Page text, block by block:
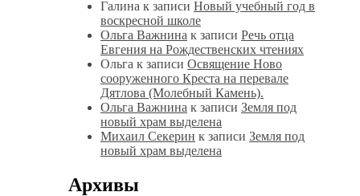
Галина к записи Новый учебный год в
воскресной школе
Ольга Важнина к записи Речь отца
Евгения на Рождественских чтениях
Ольга к записи Освящение Ново
сооруженного Креста на перевале
Дятлова (Молебный Камень).
Ольга Важнина к записи Земля под
новый храм выделена
Михаил Секерин к записи Земля под
новый храм выделена
Архивы